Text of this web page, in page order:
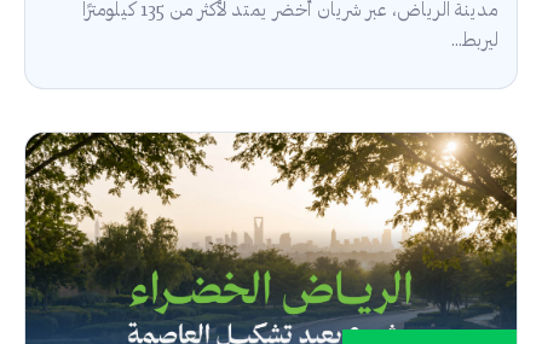
مدينة الرياض، عبر شريان أخضر يمتد لأكثر من 135 كيلومترًا
ليربط...